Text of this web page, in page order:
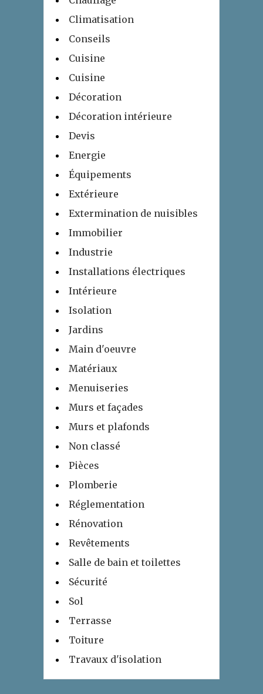
Climatisation
Conseils
Cuisine
Cuisine
Décoration
Décoration intérieure
Devis
Energie
Équipements
Extérieure
Extermination de nuisibles
Immobilier
Industrie
Installations électriques
Intérieure
Isolation
Jardins
Main d'oeuvre
Matériaux
Menuiseries
Murs et façades
Murs et plafonds
Non classé
Pièces
Plomberie
Réglementation
Rénovation
Revêtements
Salle de bain et toilettes
Sécurité
Sol
Terrasse
Toiture
Travaux d'isolation